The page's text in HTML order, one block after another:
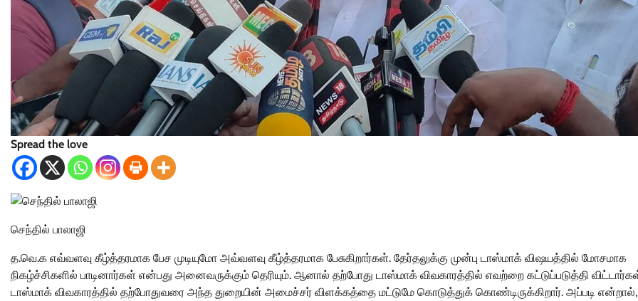
Spread the love
செந்தில் பாலாஜி
த.வெ.க எவ்வளவு கீழ்த்தரமாக பேச முடியுமோ அவ்வளவு கீழ்த்தரமாக பேசுகிறார்கள். தேர்தலுக்கு முன்பு டாஸ்மாக் விஷயத்தில் மோசமாக
நிகழ்ச்சிகளில் பாடினார்கள் என்பது அனைவருக்கும் தெரியும். ஆனால் தற்போது டாஸ்மாக் விவகாரத்தில் எவற்றை கட்டுப்படுத்தி
டாஸ்மாக் விவகாரத்தில் தற்போதுவரை அந்த துறையின் அமைச்சர் விளக்கத்தை மட்டுமே கொடுத்துக் கொண்டிருக்கிறார். அப்படி